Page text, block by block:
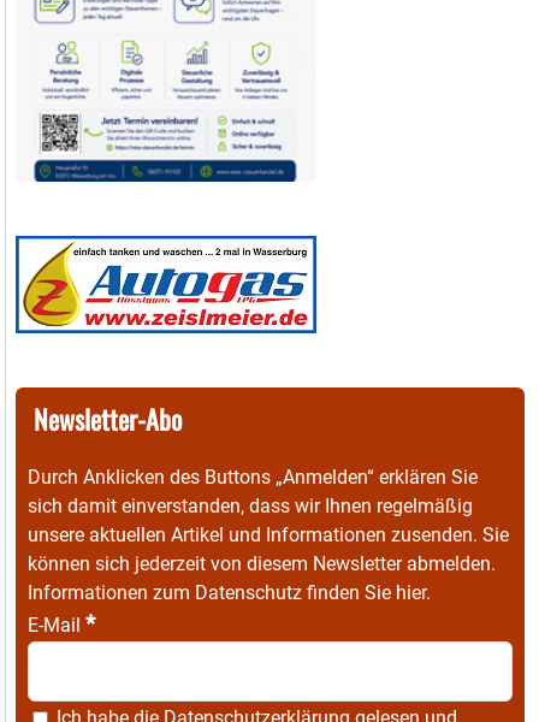
Newsletter-Abo
Durch Anklicken des Buttons „Anmelden“ erklären Sie
sich damit einverstanden, dass wir Ihnen regelmäßig
unsere aktuellen Artikel und Informationen zusenden. Sie
können sich jederzeit von diesem Newsletter abmelden.
Informationen zum Datenschutz finden Sie hier.
E-Mail *
Ich habe die Datenschutzerklärung gelesen und